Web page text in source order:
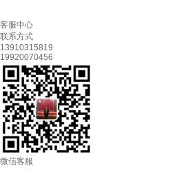
客服中心
联系方式
13910315819
19920070456
微信客服